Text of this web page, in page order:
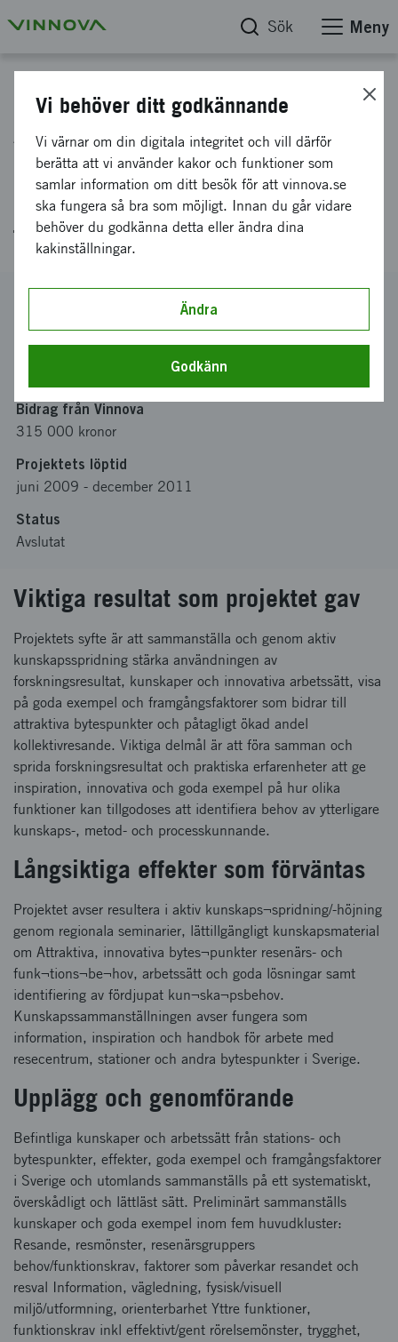
Sök Meny
Attraktiva, innovativa
bytespunkter för ökat resande.
Samspel omgivande samhälle,
framgångsfaktorer
Bidrag från Vinnova
315 000 kronor
Projektets löptid
juni 2009 - december 2011
Status
Avslutat
Viktiga resultat som projektet gav
Projektets syfte är att sammanställa och genom aktiv
kunskapsspridning stärka användningen av
forskningsresultat, kunskaper och innovativa arbetssätt, visa
på goda exempel och framgångsfaktorer som bidrar till
attraktiva bytespunkter och påtagligt ökad andel
kollektivresande. Viktiga delmål är att föra samman och
sprida forskningsresultat och praktiska erfarenheter att ge
inspiration, innovativa och goda exempel på hur olika
funktioner kan tillgodoses att identifiera behov av ytterligare
kunskaps-, metod- och processkunnande.
Långsiktiga effekter som förväntas
Projektet avser resultera i aktiv kunskaps¬spridning/-höjning
genom regionala seminarier, lättillgängligt kunskapsmaterial
om Attraktiva, innovativa bytes¬punkter resenärs- och
funk¬tions¬be¬hov, arbetssätt och goda lösningar samt
identifiering av fördjupat kun¬ska¬psbehov.
Kunskapssammanställningen avser fungera som
information, inspiration och handbok för arbete med
resecentrum, stationer och andra bytespunkter i Sverige.
Upplägg och genomförande
Befintliga kunskaper och arbetssätt från stations- och
bytespunkter, effekter, goda exempel och framgångsfaktorer
i Sverige och utomlands sammanställs på ett systematiskt,
överskådligt och lättläst sätt. Preliminärt sammanställs
kunskaper och goda exempel inom fem huvudkluster:
Resande, resmönster, resenärsgruppers
behov/funktionskrav, faktorer som påverkar resandet och
resval Information, vägledning, fysisk/visuell
miljö/utformning, orienterbarhet Yttre funktioner,
funktionskrav inkl effektivt/gent rörelsemönster, trygghet,
Vi behöver ditt godkännande
Vi värnar om din digitala integritet och vill därför
berätta att vi använder kakor och funktioner som
samlar information om ditt besök för att vinnova.se
ska fungera så bra som möjligt. Innan du går vidare
behöver du godkänna detta eller ändra dina
kakinställningar.
Ändra
Godkänn